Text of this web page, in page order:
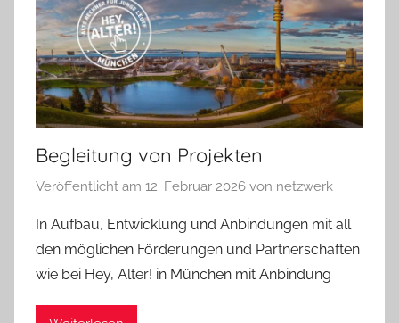
Begleitung von Projekten
Veröffentlicht am 12. Februar 2026 von netzwerk
In Aufbau, Entwicklung und Anbindungen mit all
den möglichen Förderungen und Partnerschaften
wie bei Hey, Alter! in München mit Anbindung